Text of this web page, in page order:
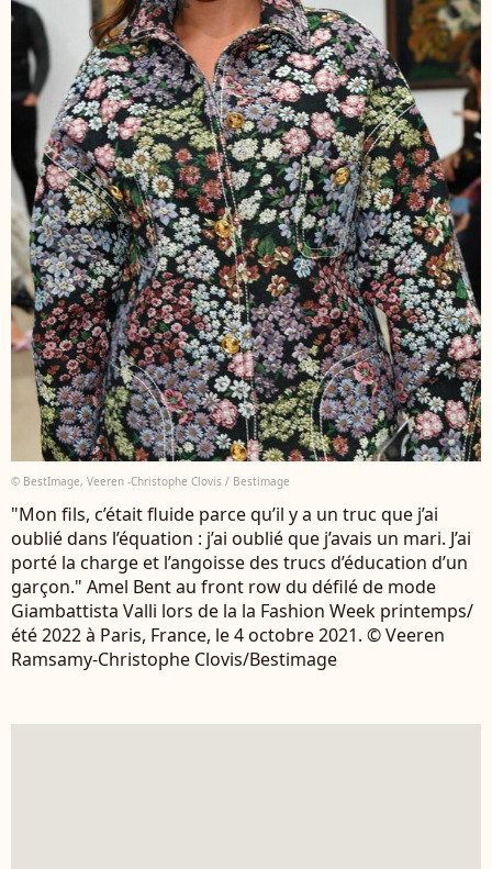
© BestImage, Veeren -Christophe Clovis / Bestimage
"Mon fils, c’était fluide parce qu’il y a un truc que j’ai
oublié dans l’équation : j’ai oublié que j’avais un mari. J’ai
porté la charge et l’angoisse des trucs d’éducation d’un
garçon." Amel Bent au front row du défilé de mode
Giambattista Valli lors de la la Fashion Week printemps/
été 2022 à Paris, France, le 4 octobre 2021. © Veeren
Ramsamy-Christophe Clovis/Bestimage